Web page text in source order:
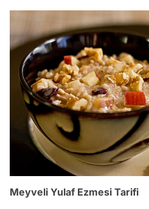
Meyveli Yulaf Ezmesi Tarifi